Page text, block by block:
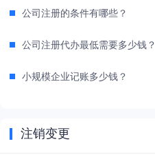
公司注册的条件有哪些？
公司注册代办最低需要多少钱？
小规模企业记账多少钱？
注销变更